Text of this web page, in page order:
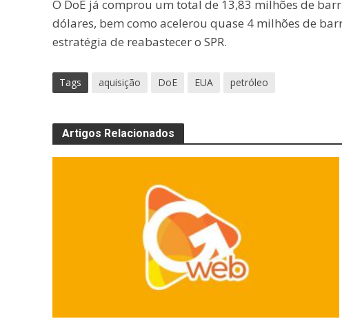
O DoE já comprou um total de 13,83 milhões de
dólares, bem como acelerou quase 4 milhões de
estratégia de reabastecer o SPR.
Tags aquisição DoE EUA petróleo
Artigos Relacionados